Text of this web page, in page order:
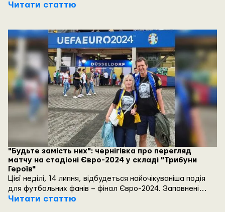
Читати статтю
"Будьте замість них": чернігівка про перегляд
матчу на стадіоні Євро-2024 у складі "Трибуни
Героїв"
Цієї неділі, 14 липня, відбудеться найочікуваніша подія
для футбольних фанів – фінал Євро-2024. Заповнені
вщерть трибуни, рев емоцій, кольори прапорів країн-
Читати статтю